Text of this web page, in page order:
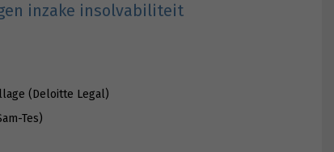
inzake insolvabiliteit
(Deloitte Legal)
Tes)